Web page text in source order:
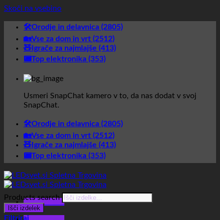
Skoči na vsebino
🛠️Orodje in delavnica (2805)
🏡Vse za dom in vrt (2512)
🧸Igrače za najmlajše (413)
📟Top elektronika (353)
Usmeri SnapChat kamero v to, da nas dodat v svoj
SnapChat.
🛠️Orodje in delavnica (2805)
🏡Vse za dom in vrt (2512)
🧸Igrače za najmlajše (413)
📟Top elektronika (353)
Glavni meni
Products search
Išči izdelek
Filtriraj